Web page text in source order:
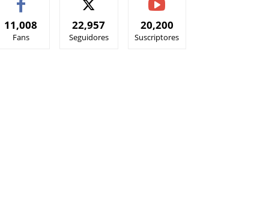
11,008
Fans
22,957
Seguidores
20,200
Suscriptores